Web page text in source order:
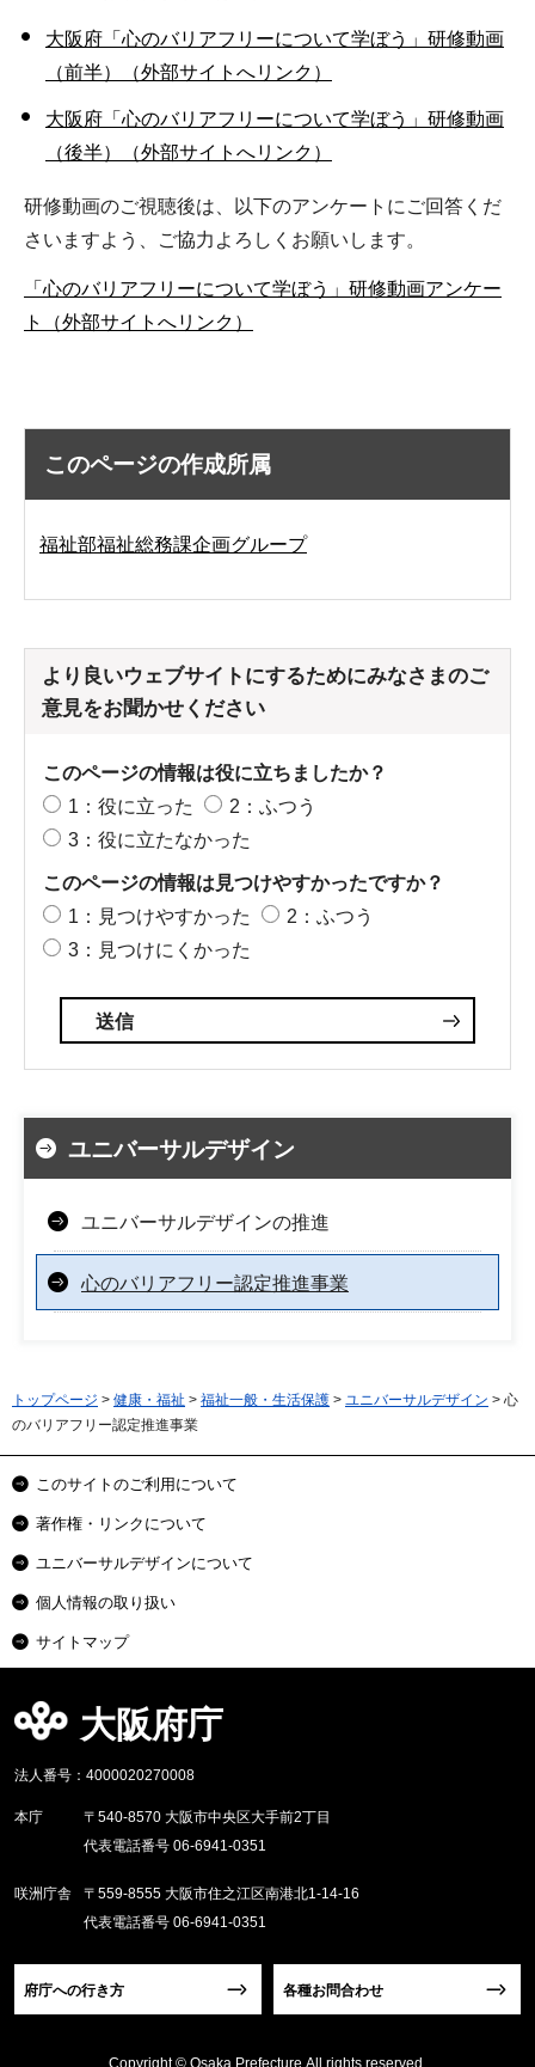
大阪府「心のバリアフリーについて学ぼう」研修動画
（前半）（外部サイトへリンク）
大阪府「心のバリアフリーについて学ぼう」研修動画
（後半）（外部サイトへリンク）
研修動画のご視聴後は、以下のアンケートにご回答くだ
さいますよう、ご協力よろしくお願いします。
「心のバリアフリーについて学ぼう」研修動画アンケー
ト（外部サイトへリンク）
このページの作成所属
福祉部福祉総務課企画グループ
より良いウェブサイトにするためにみなさまのご
意見をお聞かせください
このページの情報は役に立ちましたか？
1：役に立った
2：ふつう
3：役に立たなかった
このページの情報は見つけやすかったですか？
1：見つけやすかった
2：ふつう
3：見つけにくかった
ユニバーサルデザイン
ユニバーサルデザインの推進
心のバリアフリー認定推進事業
トップページ > 健康・福祉 > 福祉一般・生活保護 > ユニバーサルデザイン > 心
のバリアフリー認定推進事業
このサイトのご利用について
著作権・リンクについて
ユニバーサルデザインについて
個人情報の取り扱い
サイトマップ
大阪府庁
法人番号：4000020270008
本庁
〒540-8570 大阪市中央区大手前2丁目
代表電話番号 06-6941-0351
咲洲庁舎
〒559-8555 大阪市住之江区南港北1-14-16
代表電話番号 06-6941-0351
府庁への行き方 各種お問合わせ